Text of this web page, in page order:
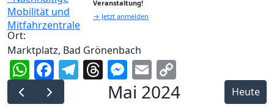
Veranstaltung!
→ Jetzt anmelden
Ort:
Marktplatz, Bad Grönenbach
WhatsApp
Facebook
Telegram
Threads
Messenger
Email
Link
Mai 2024 Heute